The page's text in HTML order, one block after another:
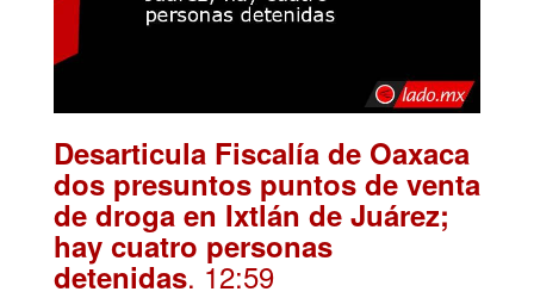
Desarticula Fiscalía de Oaxaca
dos presuntos puntos de venta
de droga en Ixtlán de Juárez;
hay cuatro personas
detenidas. 12:59